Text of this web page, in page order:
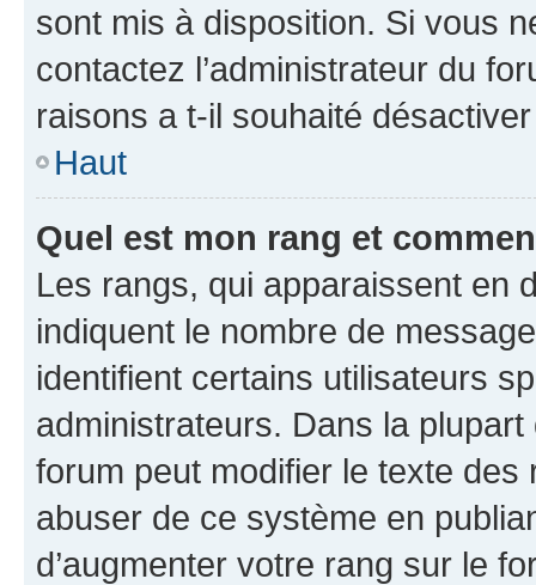
sont mis à disposition. Si vous
contactez l’administrateur du
raisons a t-il souhaité
Haut
Quel est mon rang et
Les rangs, qui apparaissent en
indiquent le nombre de
identifient certains utilisateurs
administrateurs. Dans la
forum peut modifier le texte
abuser de ce système en
d’augmenter votre rang sur le